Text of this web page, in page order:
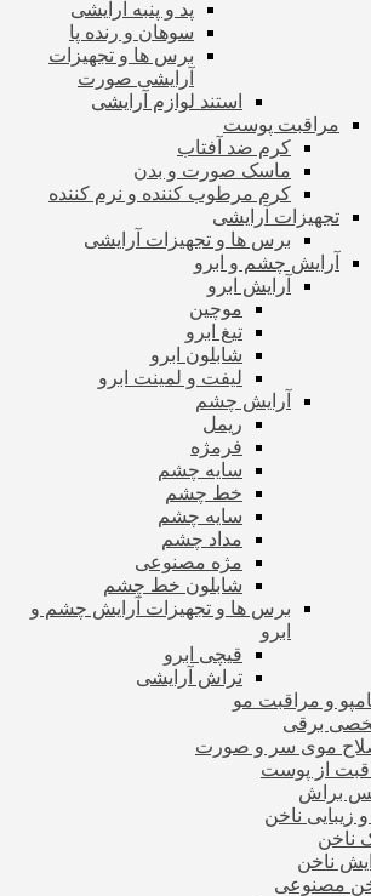
پد و پنبه آرایشی
سوهان و رنده پا
برس ها و تجهیزات
آرایشی صورت
استند لوازم آرایشی
مراقبت پوست
کرم ضد آفتاب
ماسک صورت و بدن
کرم مرطوب کننده و نرم کننده
تجهیزات آرایشی
برس ها و تجهیزات آرایشی
آرایش چشم و ابرو
آرایش ابرو
موچین
تیغ ابرو
شابلون ابرو
لیفت و لمینت ابرو
آرایش چشم
ریمل
فرمژه
سایه چشم
خط چشم
سایه چشم
مداد چشم
مژه مصنوعی
شابلون خط چشم
برس ها و تجهیزات آرایش چشم و
ابرو
قیچی ابرو
تراش آرایشی
و مراقبت مو
برقی
موی سر و صورت
از پوست
براش
زیبایی ناخن
ناخن
ناخن
مصنوعی